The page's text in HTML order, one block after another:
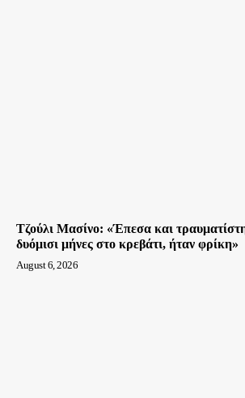
Τζούλι Μασίνο: «Έπεσα και
δυόμισι μήνες στο κρεβάτι, ήταν φρίκη»
August 6, 2026